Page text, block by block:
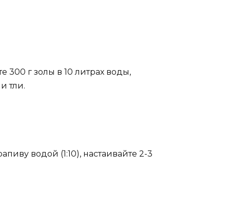
300 г золы в 10 литрах воды,
тли.
водой (1:10), настаивайте 2-3